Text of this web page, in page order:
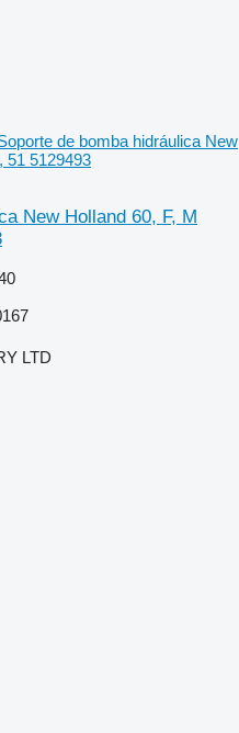
de bomba hidráulica New
51 5129493
New Holland 60, F, M
LTD